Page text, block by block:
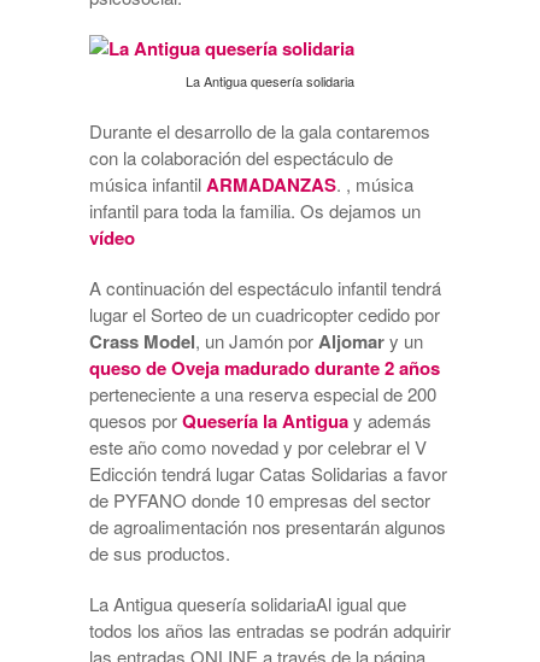
La Antigua quesería solidaria
Durante el desarrollo de la gala contaremos
con la colaboración del espectáculo de
música infantilARMADANZAS. , música
infantil para toda la familia. Os dejamos un
vídeo
A continuación del espectáculo infantil tendrá
lugar el Sorteo de un cuadricopter cedido por
Crass Model, un Jamón porAljomary un
queso de Oveja madurado durante 2 años
perteneciente a una reserva especial de 200
quesos porQuesería la Antiguay además
este año como novedad y por celebrar el V
Edicción tendrá lugar Catas Solidarias a favor
de PYFANO donde 10 empresas del sector
de agroalimentación nos presentarán algunos
de sus productos.
La Antigua quesería solidariaAl igual que
todos los años las entradas se podrán adquirir
las entradas ONLINE a través de la página